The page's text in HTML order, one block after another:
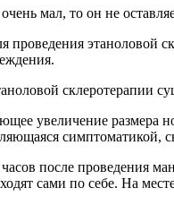
мал, то он не
проведения этаноловой
склеротерапии
увеличение размера
симптоматикой,
после проведения
сами по себе. На